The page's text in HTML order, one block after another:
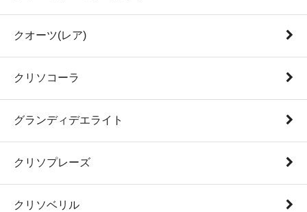
クオーツ(レア)
クリソコーラ
グランディデエライト
クリソプレーズ
クリソベリル